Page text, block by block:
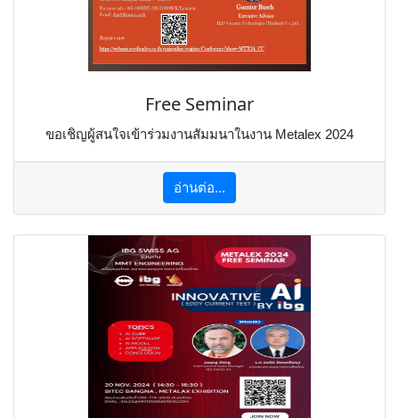
Free Seminar
ขอเชิญผู้สนใจเข้าร่วมงานสัมมนาในงาน Metalex 2024
อ่านต่อ...